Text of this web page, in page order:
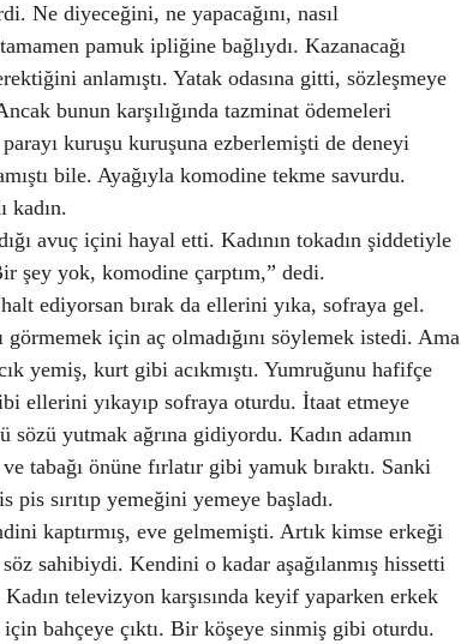
Ne diyeceğini, ne yapacağını, nasıl
pamuk ipliğine bağlıydı. Kazanacağı
anlamıştı. Yatak odasına gitti, sözleşmeye
bunun karşılığında tazminat ödemeleri
kuruşu kuruşuna ezberlemişti de deneyi
bile. Ayağıyla komodine tekme savurdu.
kadın.
avuç içini hayal etti. Kadının tokadın şiddetiyle
şey yok, komodine çarptım,” dedi.
ediyorsan bırak da ellerini yıka, sofraya gel.
görmemek için aç olmadığını söylemek istedi. Ama
yemiş, kurt gibi acıkmıştı. Yumruğunu hafifçe
ellerini yıkayıp sofraya oturdu. İtaat etmeye
sözü yutmak ağrına gidiyordu. Kadın adamın
tabağı önüne fırlatır gibi yamuk bıraktı. Sanki
sırıtıp yemeğini yemeye başladı.
kaptırmış, eve gelmemişti. Artık kimse erkeği
sahibiydi. Kendini o kadar aşağılanmış hissetti
televizyon karşısında keyif yaparken erkek
için bahçeye çıktı. Bir köşeye sinmiş gibi oturdu.